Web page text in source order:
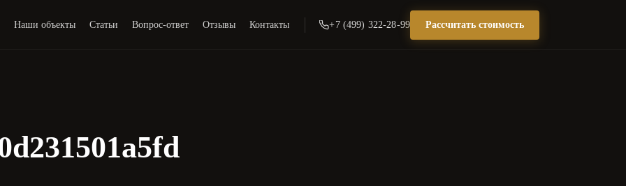
Наши объекты Статьи Вопрос-ответ Отзывы Контакты +7 (499) 322-28-99 Рассчитать стоимость